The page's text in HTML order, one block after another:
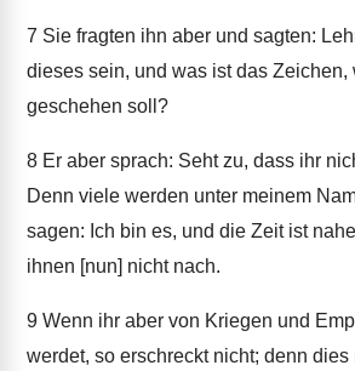
7 Sie fragten ihn aber und sagten:
dieses sein, und was ist das Zeichen,
geschehen soll?
8 Er aber sprach: Seht zu, dass ihr
Denn viele werden unter meinem
sagen: Ich bin es, und die Zeit ist
ihnen [nun] nicht nach.
9 Wenn ihr aber von Kriegen und
werdet, so erschreckt nicht; denn dies